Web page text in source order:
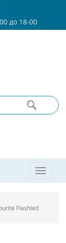
до 18-00
Toggle
Flashled